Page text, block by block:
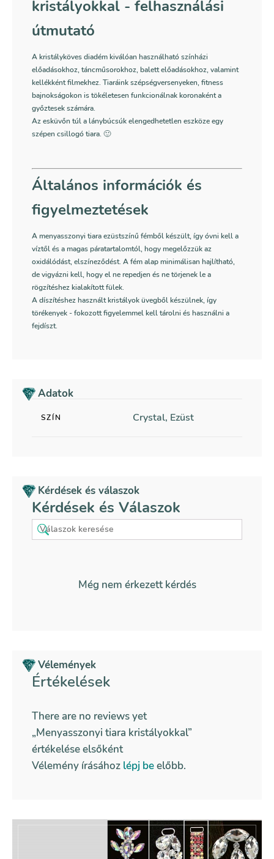
kristályokkal - felhasználási
útmutató
A kristályköves diadém kiválóan használható színházi
előadásokhoz, táncműsorokhoz, balett előadásokhoz, valamint
kellékként filmekhez. Tiaráink szépségversenyeken, fitness
bajnokságokon is tökéletesen funkcionálnak koronaként a
győztesek számára.
Az esküvőn túl a lánybúcsúk elengedhetetlen eszköze egy
szépen csillogó tiara. 🙂
Általános információk és
figyelmeztetések
A menyasszonyi tiara ezüstszínű fémből készült, így óvni kell a
víztől és a magas páratartalomtól, hogy megelőzzük az
oxidálódást, elszíneződést. A fém alap minimálisan hajlítható,
de vigyázni kell, hogy el ne repedjen és ne törjenek le a
rögzítéshez kialakított fülek.
A díszítéshez használt kristályok üvegből készülnek, így
törékenyek - fokozott figyelemmel kell tárolni és használni a
fejdíszt.
Adatok
SZÍN Crystal, Ezüst
Kérdések és válaszok
Kérdések és Válaszok
Még nem érkezett kérdés
Vélemények
Értékelések
There are no reviews yet
„Menyasszonyi tiara kristályokkal”
értékelése elsőként
Vélemény írásához lépj beelőbb.